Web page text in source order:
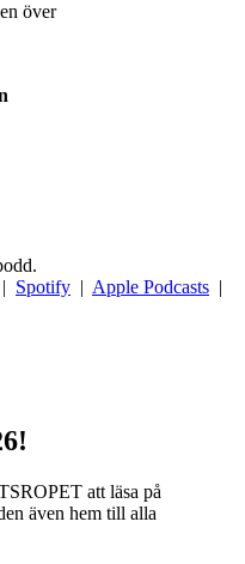
över
| Spotify | Apple Podcasts |
att läsa på
även hem till alla